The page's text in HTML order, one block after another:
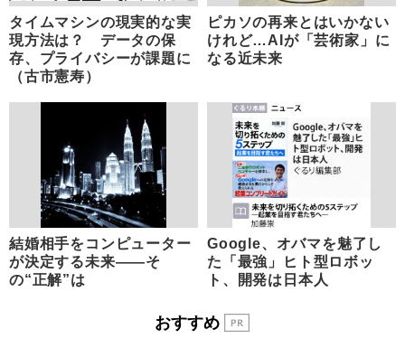
タイムマシンの現実的な実
現方法は？ データの保
存、プライバシーが課題に
（古市憲寿）
ピカソの再来とはいかない
けれど…AIが「芸術家」に
なる近未来
結婚相手をコンピューター
が決定する未来――そ
の“正解”は
Google、オバマを魅了し
た「最強」ヒト型ロボッ
ト、開発は日本人
おすすめ